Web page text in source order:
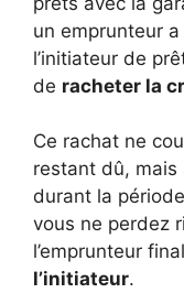
un emprunteur
l’initiateur de
de racheter la
Ce rachat ne
restant dû, mais
durant la
vous ne perdez
l’emprunteur
l’initiateur.